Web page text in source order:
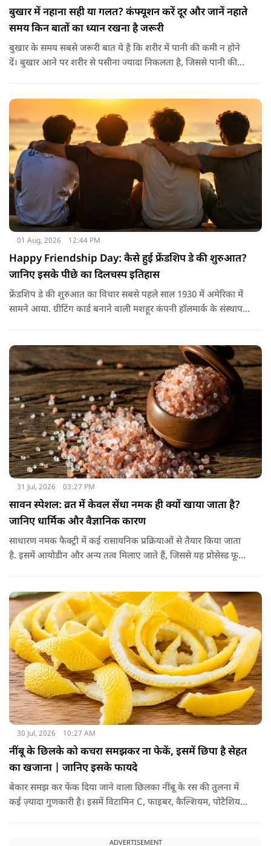
बुखार में नहाना सही या गलत? कंफ्यूशन करें दूर और जानें नहाते
समय किन बातों का ध्यान रखना है जरूरी
बुखार के समय सबसे जरूरी बात ये है कि शरीर में पानी की कमी न होने
दें। बुखार आने पर शरीर से पसीना ज्यादा निकलता है, जिससे पानी की
होते हैं। खाने में हल्का और आसानी से पचने वाला भोजन जैसे खिचड़ी
और दलिया आदि लेना अच्छा माना जाता है।
01 Aug, 2026 12:44 PM
Happy Friendship Day: कैसे हुई फ्रेंडशिप डे की शुरुआत?
जानिए इसके पीछे का दिलचस्प इतिहास
फ्रेंडशिप डे की शुरुआत का विचार सबसे पहले साल 1930 में अमेरिका में
सामने आया. ग्रीटिंग कार्ड बनाने वाली मशहूर कंपनी हॉलमार्क के संस्थापक
31 Jul, 2026 03:27 PM
सावन स्पेशल: व्रत में केवल सेंधा नमक ही क्यों खाया जाता है?
जानिए धार्मिक और वैज्ञानिक कारण
साधारण नमक फैक्ट्री में कई रासायनिक प्रक्रियाओं से तैयार किया जाता
है. इसमें आयोडीन और अन्य तत्व मिलाए जाते हैं, जिससे यह प्रोसेस्ड फूड
जाता, इसलिए इसे अधिक शुद्ध माना जाता है.
30 Jul, 2026 10:27 AM
नींबू के छिलके को कचरा समझकर ना फेकें, इसमें छिपा है सेहत
का खजाना | जानिए इसके फायदे
बेकार समझ कर फेंक दिया जाने वाला छिलका नींबू के रस की तुलना में
कई ज़्यादा गुणकारी है। इसमें विटामिन C, फाइबर, कैल्शियम, पोटैशियम
ADVERTISEMENT